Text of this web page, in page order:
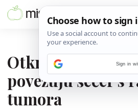
Otkriveni novi
povezuju šećer s
tumora
Sign in